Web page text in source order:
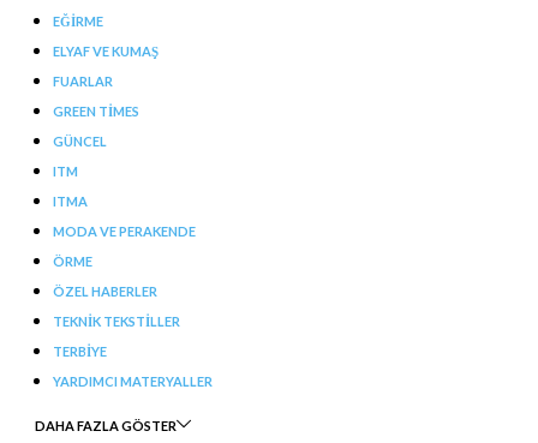
EĞIRME
ELYAF VE KUMAŞ
FUARLAR
GREEN TIMES
GÜNCEL
ITM
ITMA
MODA VE PERAKENDE
ÖRME
ÖZEL HABERLER
TEKNIK TEKSTILLER
TERBIYE
YARDIMCI MATERYALLER
DAHA FAZLA GÖSTER